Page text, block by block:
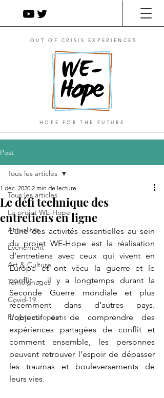
OUT OF CRISIS EXPERIENCES
HOPE FOR THE FUTURE
Post
Tous les articles
Le projet WE-Hope
Actualités
Événement
Art & Culture
Témoignages
Covid-19
Projets européens
Tous les articles
Le défi technique des
entretiens en ligne
1 déc. 2020 2 min de lecture
L’une des activités essentielles au sein
du projet WE-Hope est la réalisation
d’entretiens avec ceux qui vivent en
Europe et ont vécu la guerre et le
conflit – il y a longtemps durant la
Seconde Guerre mondiale et plus
récemment dans d’autres pays.
L’objectif est de comprendre des
expériences partagées de conflit et
comment ensemble, les personnes
peuvent retrouver l’espoir de dépasser
les traumas et bouleversements de
leurs vies.